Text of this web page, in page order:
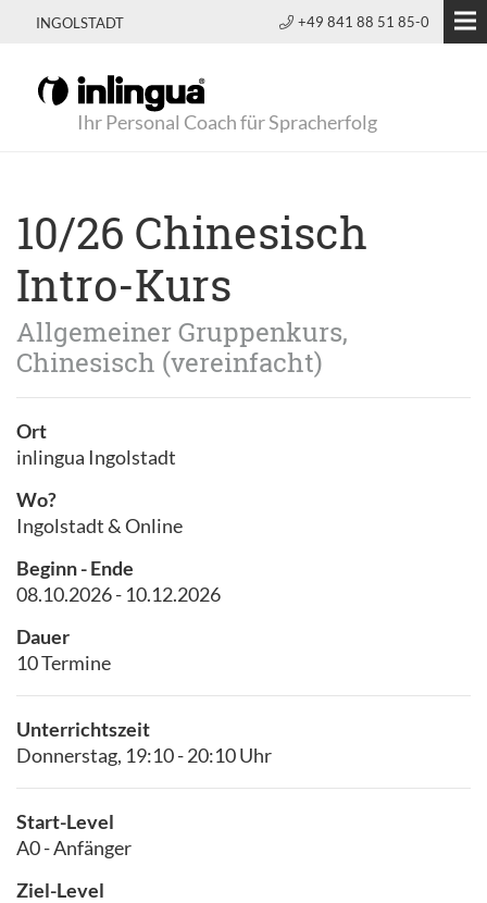
INGOLSTADT +49 841 88 51 85-0
Ihr Personal Coach für Spracherfolg
10/26 Chinesisch
Intro-Kurs
Allgemeiner Gruppenkurs,
Chinesisch (vereinfacht)
Ort
inlingua Ingolstadt
Wo?
Ingolstadt & Online
Beginn - Ende
08.10.2026 - 10.12.2026
Dauer
10 Termine
Unterrichtszeit
Donnerstag, 19:10 - 20:10 Uhr
Start-Level
A0 - Anfänger
Ziel-Level